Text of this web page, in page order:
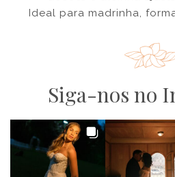
Ideal para madrinha,
Siga-nos no